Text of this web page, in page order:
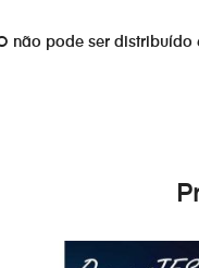
não pode ser